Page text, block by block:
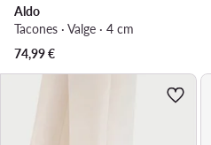
Aldo
Tacones · Valge · 4 cm
74,99€